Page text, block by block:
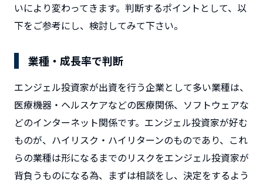
いにより変わってきます。判断するポイントとして、以
下をご参考にし、検討してみて下さい。
業種・成長率で判断
エンジェル投資家が出資を行う企業として多い業種は、
医療機器・ヘルスケアなどの医療関係、ソフトウェアな
どのインターネット関係です。エンジェル投資家が好む
ものが、ハイリスク・ハイリターンのものであり、これ
らの業種は形になるまでのリスクをエンジェル投資家が
背負うものになる為、まずは相談をし、決定をするよう